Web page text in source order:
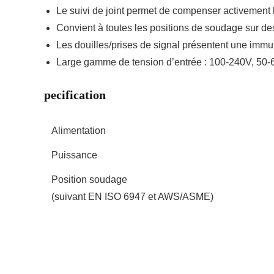
Le suivi de joint permet de compenser
Convient à toutes les positions de soudage sur
Les douilles/prises de signal présentent une
Large gamme de tension d’entrée : 100-240V,
pecification
Alimentation
Puissance
Position soudage
(suivant EN ISO 6947 et AWS/ASME)